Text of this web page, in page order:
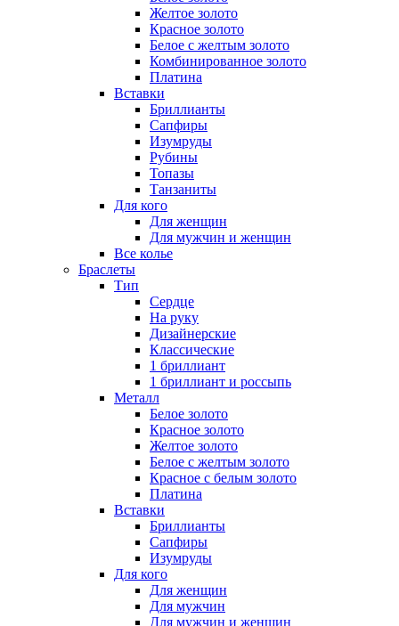
Желтое золото
Красное золото
Белое с желтым золото
Комбинированное золото
Платина
Вставки
Бриллианты
Сапфиры
Изумруды
Рубины
Топазы
Танзаниты
Для кого
Для женщин
Для мужчин и женщин
Все колье
Браслеты
Тип
Сердце
На руку
Дизайнерские
Классические
1 бриллиант
1 бриллиант и россыпь
Металл
Белое золото
Красное золото
Желтое золото
Белое с желтым золото
Красное с белым золото
Платина
Вставки
Бриллианты
Сапфиры
Изумруды
Для кого
Для женщин
Для мужчин
Для мужчин и женщин